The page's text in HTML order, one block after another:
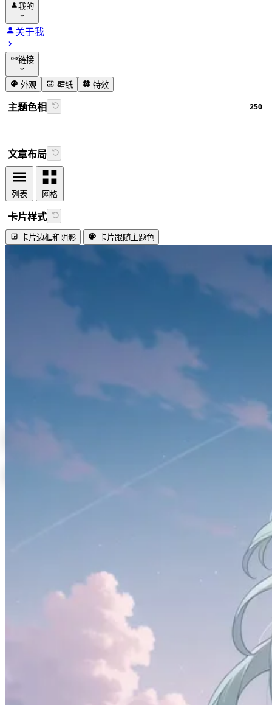
标签
友链
留言
我的
动态
追番
番组计划
书签导航
关于我
链接
GitHub
Firefly文档
外观 壁纸 特效
主题色相 250
文章布局
列表 网格
卡片样式
卡片边框和阴影 卡片跟随主题色
Lovely firefly!
Firefly 一款清新美观的
Astro 博客主题模板